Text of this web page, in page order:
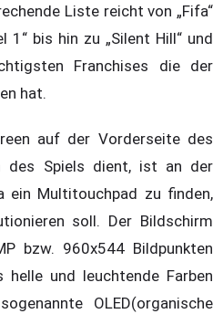
Liste reicht von „Fifa“
1“ bis hin zu „Silent Hill“ und
Franchises die der
hat.
auf der Vorderseite des
des Spiels dient, ist an der
ein Multitouchpad zu finden,
soll. Der Bildschirm
bzw. 960x544 Bildpunkten
helle und leuchtende Farben
OLED(organische